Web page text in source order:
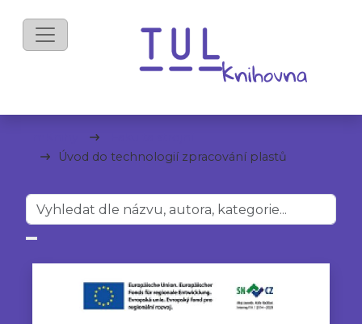
Úvod do technologií zpracování plastů